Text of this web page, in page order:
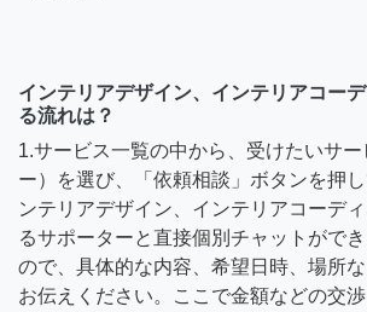
インテリアデザイン、インテリアコー
る流れは？
1.サービス一覧の中から、受けたいサー
ー）を選び、「依頼相談」ボタンを押
ンテリアデザイン、インテリアコーデ
るサポーターと直接個別チャットがで
ので、具体的な内容、希望日時、場所
お伝えください。ここで金額などの交